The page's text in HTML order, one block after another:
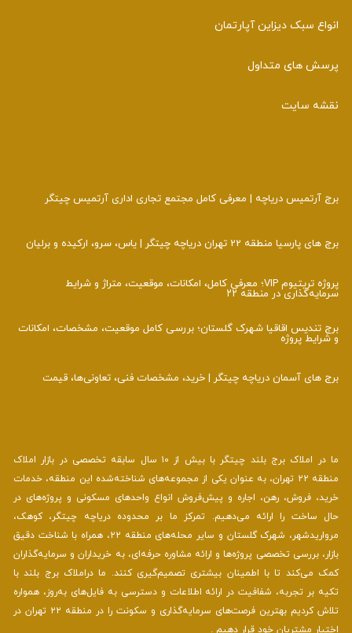
انواع سبک دیزاین آپارتمان
پرسش های متداول
نقشه سایت
برج آرتمیس دریاچه | معرفی کامل مجتمع تجاری اداری آرتمیس چیتگر
برج های پارسیا منطقه 22 تهران دریاچه چیتگر | یاس، سرو، ارکیده و برلیان
پروژه تریتیوم VIP؛ معرفی کامل، امکانات، موقعیت، متراژ و شرایط
سرمایه‌گذاری در منطقه ۲۲
برج تندیس اقاقیا شهرک گلستان؛ بررسی کامل موقعیت، مشخصات، امکانات
و شرایط پروژه
برج‌ های آسمان دریاچه چیتگر | خرید، مشخصات فنی، تعاونی‌ها، قیمت
ما در املاک برج بلند چیتگر با بیش از ۱۰ سال سابقه تخصصی در بازار املاک
منطقه ۲۲ تهران، به عنوان یکی از مجموعه‌های شناخته‌شده این منطقه، خدمات
خرید، فروش، رهن، اجاره و پیش‌فروش انواع واحدهای مسکونی و پروژه‌های در
حال ساخت را ارائه می‌دهیم. تمرکز ما بر محدوده دریاچه چیتگر، کوهک،
مرواریدشهر، شهرک گلستان و سایر محله‌های منطقه ۲۲، همراه با شناخت دقیق
بازار، بررسی تخصصی پروژه‌ها و ارائه مشاوره حرفه‌ای، به خریداران و سرمایه‌گذاران
کمک می‌کند تا با اطمینان بیشتری تصمیم‌گیری کنند. ما دراملاک برج بلند با
تکیه بر تجربه، شفافیت در ارائه اطلاعات و دسترسی به فایل‌های به‌روز، همواره
تلاش کردیم بهترین فرصت‌های سرمایه‌گذاری و سکونت را در منطقه ۲۲ تهران در
اختیار مشتریان خود قرار دهیم .